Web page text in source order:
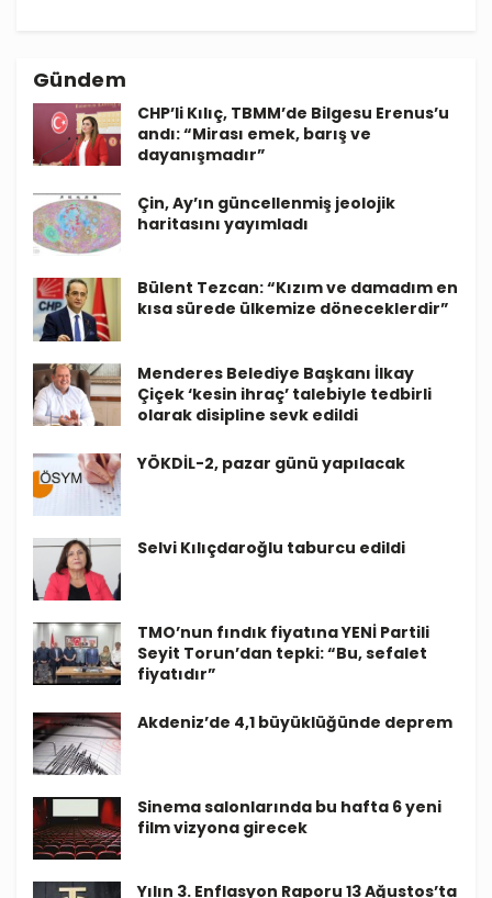
Gündem
CHP’li Kılıç, TBMM’de Bilgesu Erenus’u
andı: “Mirası emek, barış ve
dayanışmadır”
Çin, Ay’ın güncellenmiş jeolojik
haritasını yayımladı
Bülent Tezcan: “Kızım ve damadım en
kısa sürede ülkemize döneceklerdir”
Menderes Belediye Başkanı İlkay
Çiçek ‘kesin ihraç’ talebiyle tedbirli
olarak disipline sevk edildi
YÖKDİL-2, pazar günü yapılacak
Selvi Kılıçdaroğlu taburcu edildi
TMO’nun fındık fiyatına YENİ Partili
Seyit Torun’dan tepki: “Bu, sefalet
fiyatıdır”
Akdeniz’de 4,1 büyüklüğünde deprem
Sinema salonlarında bu hafta 6 yeni
film vizyona girecek
Yılın 3. Enflasyon Raporu 13 Ağustos’ta